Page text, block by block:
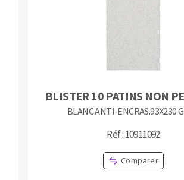
BLISTER 10 PATINS NON
BLANC ANTI-ENCRAS.93X230
Réf : 10911092
Comparer